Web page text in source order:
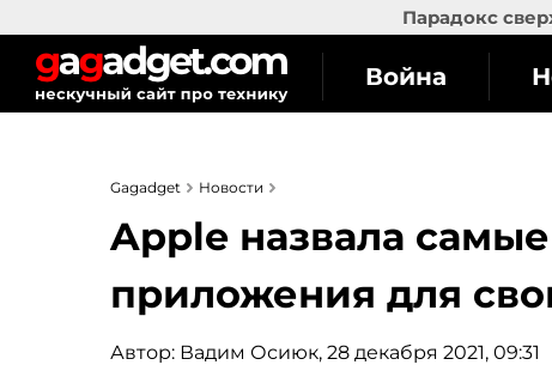
Парадокс
Война
Gagadget Новости
Apple назвала
приложения для
Автор: Вадим Осиюк, 28 декабря 2021, 09:31